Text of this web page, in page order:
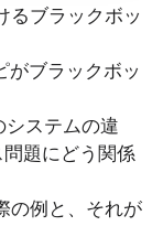
るブラックボッ
がブラックボッ
システムの違
題にどう関係
の例と、それが